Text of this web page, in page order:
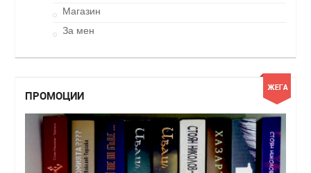
Магазин
За мен
ПРОМОЦИИ